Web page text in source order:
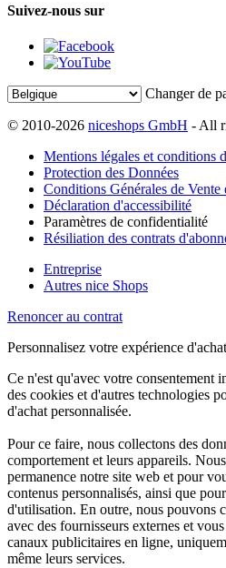
Suivez-nous sur
Changer de
© 2010-2026 niceshops GmbH - All
Mentions légales et conditions
Protection des Données
Conditions Générales de
Déclaration d'accessibilité
Paramètres de confidentialité
Résiliation des contrats
Entreprise
Autres nice Shops
Renoncer au contrat
Personnalisez votre expérience d'achat
Ce n'est qu'avec votre consentement
des cookies et d'autres technologies
d'achat personnalisée.
Pour ce faire, nous collectons des
comportement et leurs appareils.
permanence notre site web et pour
contenus personnalisés, ainsi que
d'utilisation. En outre, nous pouvons
avec des fournisseurs externes et
canaux publicitaires en ligne,
même leurs services.